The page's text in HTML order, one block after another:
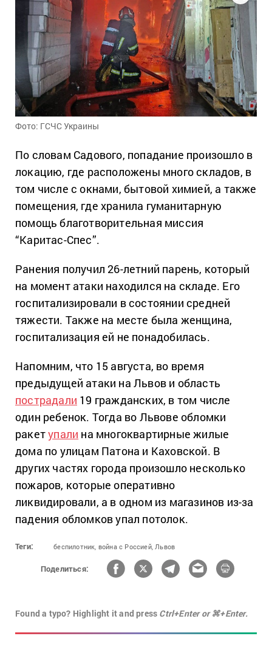
Фото: ГСЧС Украины
По словам Садового, попадание произошло в
локацию, где расположены много складов, в
том числе с окнами, бытовой химией, а также
помещения, где хранила гуманитарную
помощь благотворительная миссия
“Каритас-Спес”.
Ранения получил 26-летний парень, который
на момент атаки находился на складе. Его
госпитализировали в состоянии средней
тяжести. Также на месте была женщина,
госпитализация ей не понадобилась.
Напомним, что 15 августа, во время
предыдущей атаки на Львов и область
пострадали 19 гражданских, в том числе
один ребенок. Тогда во Львове обломки
ракетупали на многоквартирные жилые
дома по улицам Патона и Каховской. В
других частях города произошло несколько
пожаров, которые оперативно
ликвидировали, а в одном из магазинов из-за
падения обломков упал потолок.
Теги: беспилотник, война с Россией, Львов
Поделиться:
Found a typo? Highlight it and press Ctrl+Enter or ⌘+Enter.